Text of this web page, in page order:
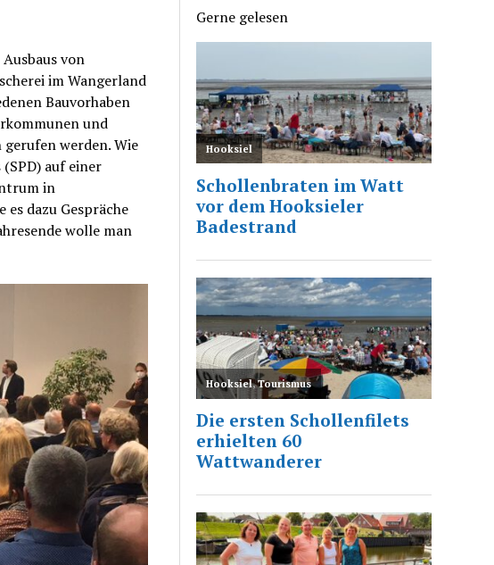
von
im Wangerland
Bauvorhaben
und
werden. Wie
(SPD) auf einer
in
dazu Gespräche
wolle man
Gerne gelesen